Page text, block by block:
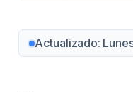
Actualizado: